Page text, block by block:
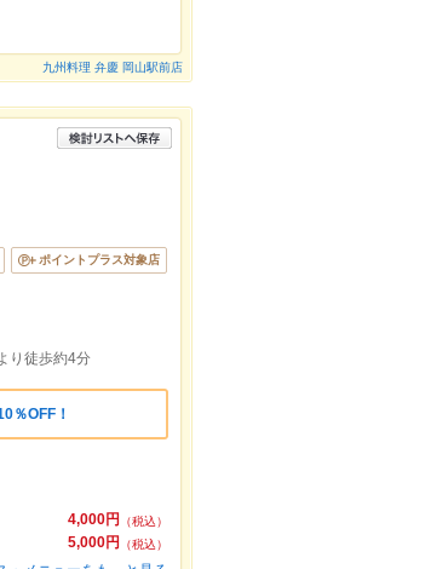
九州料理 弁慶 岡山駅前店
ポイントプラス対象店
り徒歩約4分
OFF！
4,000円
（税込）
5,000円
（税込）